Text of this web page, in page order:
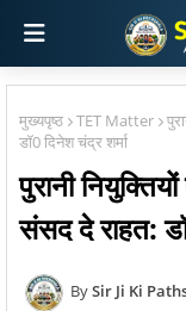
मुख्यपृष्ठ TET Matter
डॉ0 दिनेश चंद्र शर्मा
पुरानी
संसद दे राहत:
Sir Ji Ki